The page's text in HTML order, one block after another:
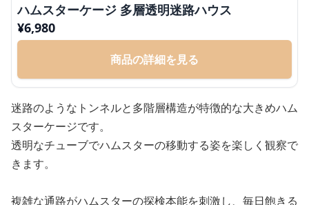
ハムスターケージ 多層透明迷路ハウス
¥6,980
商品の詳細を見る
迷路のようなトンネルと多階層構造が特徴的な大きめハム
スターケージです。
透明なチューブでハムスターの移動する姿を楽しく観察で
きます。
複雑な通路がハムスターの探検本能を刺激し、毎日飽きる